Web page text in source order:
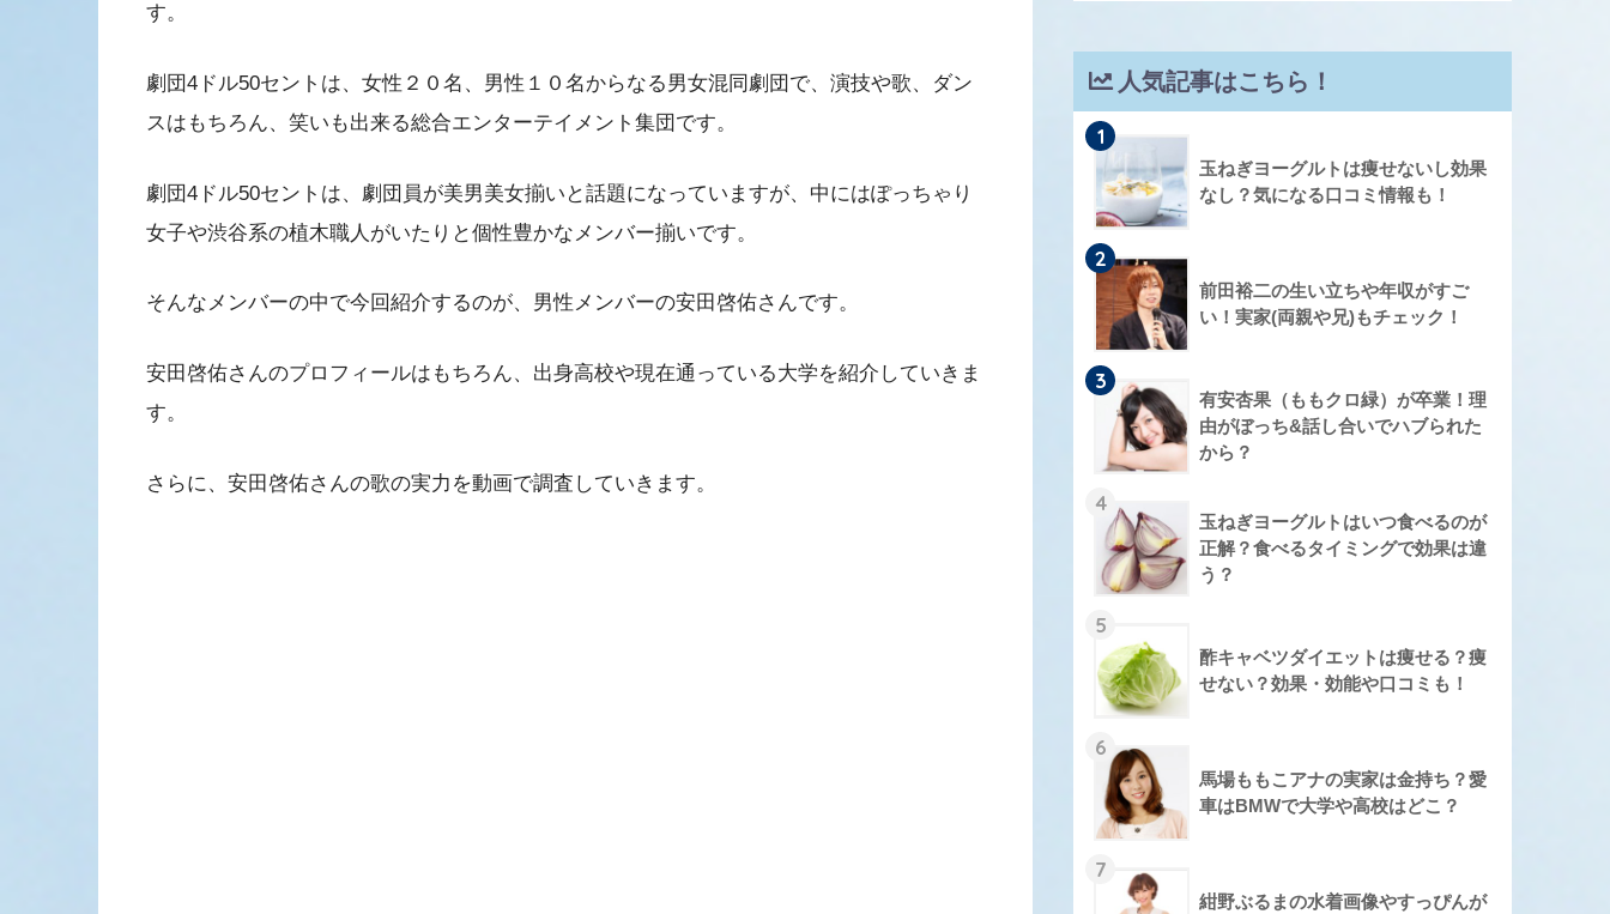
す。
劇団4ドル50セントは、女性２０名、男性１０名からなる男女混同劇団で、演技や歌、ダン
スはもちろん、笑いも出来る総合エンターテイメント集団です。
劇団4ドル50セントは、劇団員が美男美女揃いと話題になっていますが、中にはぽっちゃり
女子や渋谷系の植木職人がいたりと個性豊かなメンバー揃いです。
そんなメンバーの中で今回紹介するのが、男性メンバーの安田啓佑さんです。
安田啓佑さんのプロフィールはもちろん、出身高校や現在通っている大学を紹介していきま
す。
さらに、安田啓佑さんの歌の実力を動画で調査していきます。
人気記事はこちら！
1
玉ねぎヨーグルトは痩せないし効果
なし？気になる口コミ情報も！
2
前田裕二の生い立ちや年収がすご
い！実家(両親や兄)もチェック！
3
有安杏果（ももクロ緑）が卒業！理
由がぼっち&話し合いでハブられた
から？
4
玉ねぎヨーグルトはいつ食べるのが
正解？食べるタイミングで効果は違
う？
5
酢キャベツダイエットは痩せる？痩
せない？効果・効能や口コミも！
6
馬場ももこアナの実家は金持ち？愛
車はBMWで大学や高校はどこ？
7
紺野ぶるまの水着画像やすっぴんが